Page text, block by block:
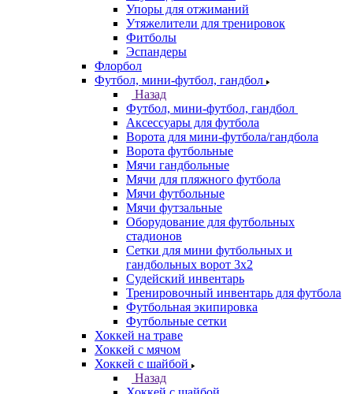
Упоры для отжиманий
Утяжелители для тренировок
Фитболы
Эспандеры
Флорбол
Футбол, мини-футбол, гандбол
Назад
Футбол, мини-футбол, гандбол
Аксессуары для футбола
Ворота для мини-футбола/гандбола
Ворота футбольные
Мячи гандбольные
Мячи для пляжного футбола
Мячи футбольные
Мячи футзальные
Оборудование для футбольных
стадионов
Сетки для мини футбольных и
гандбольных ворот 3х2
Судейский инвентарь
Тренировочный инвентарь для футбола
Футбольная экипировка
Футбольные сетки
Хоккей на траве
Хоккей с мячом
Хоккей с шайбой
Назад